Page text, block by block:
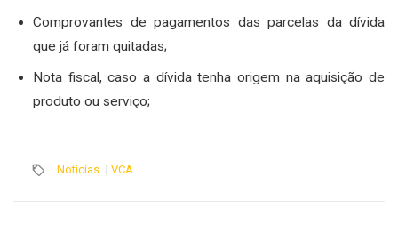
Comprovantes de pagamentos das parcelas da dívida
que já foram quitadas;
Nota fiscal, caso a dívida tenha origem na aquisição de
produto ou serviço;
Notícias | VCA